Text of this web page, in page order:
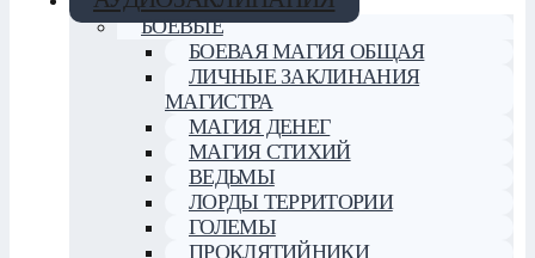
БОЕВЫЕ
БОЕВАЯ МАГИЯ ОБЩАЯ
ЛИЧНЫЕ ЗАКЛИНАНИЯ
МАГИСТРА
МАГИЯ ДЕНЕГ
МАГИЯ СТИХИЙ
ВЕДЬМЫ
ЛОРДЫ ТЕРРИТОРИИ
ГОЛЕМЫ
ПРОКЛЯТИЙНИКИ